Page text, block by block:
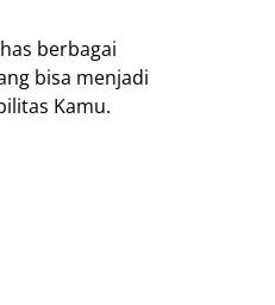
berbagai
bisa menjadi
Kamu.